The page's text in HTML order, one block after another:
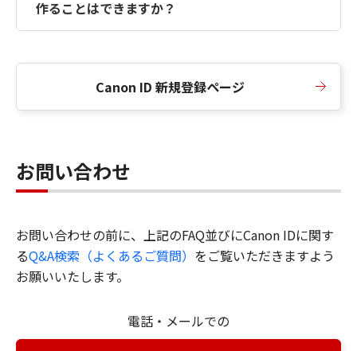
作ることはできますか？
Canon ID 新規登録ページ
お問い合わせ
お問い合わせの前に、上記のFAQ並びにCanon IDに関す
るQ&A検索（よくあるご質問） をご覧いただきますよう
お願いいたします。
電話・メールでの